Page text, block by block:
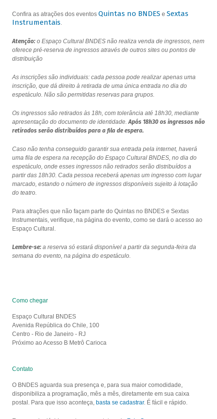
Confira as atrações dos eventos Quintas no BNDES e Sextas
Instrumentais.
Atenção:o Espaço Cultural BNDES não realiza venda de ingressos, nem
oferece pré-reserva de ingressos através de outros sites ou pontos de
distribuição
As inscrições são individuais: cada pessoa pode realizar apenas uma
inscrição, que dá direito à retirada de uma única entrada no dia do
espetáculo. Não são permitidas reservas para grupos.
Os ingressos são retirados às 18h, com tolerância até 18h30, mediante
apresentação do documento de identidade.Após 18h30 os ingressos não
retirados serão distribuídos para a fila de espera.
Caso não tenha conseguido garantir sua entrada pela internet, haverá
uma fila de espera na recepção do Espaço Cultural BNDES, no dia do
espetáculo, onde esses ingressos não retirados serão distribuídos a
partir das 18h30. Cada pessoa receberá apenas um ingresso com lugar
marcado, estando o número de ingressos disponíveis sujeito à lotação
do teatro.
Para atrações que não façam parte do Quintas no BNDES e Sextas
Instrumentais, verifique, na página do evento, como se dará o acesso ao
Espaço Cultural.
Lembre-se:a reserva só estará disponível a partir da segunda-feira da
semana do evento, na página do espetáculo.
Como chegar
Espaço Cultural BNDES
Avenida República do Chile, 100
Centro - Rio de Janeiro - RJ
Próximo ao Acesso B Metrô Carioca
Contato
O BNDES aguarda sua presença e, para sua maior comodidade,
disponibiliza a programação, mês a mês, diretamente em sua caixa
postal. Para que isso aconteça, basta se cadastrar. É fácil e rápido.